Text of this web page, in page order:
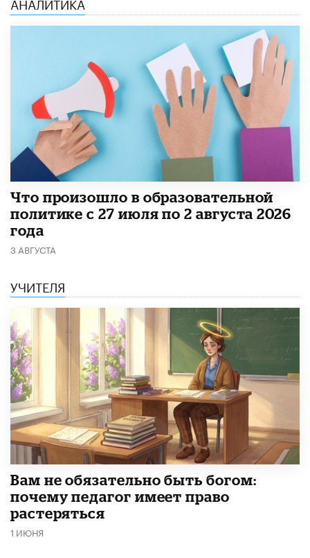
​Что произошло в образовательной
политике с 27 июля по 2 августа 2026
года
3 АВГУСТА
УЧИТЕЛЯ
​Вам не обязательно быть богом:
почему педагог имеет право
растеряться
1 ИЮНЯ